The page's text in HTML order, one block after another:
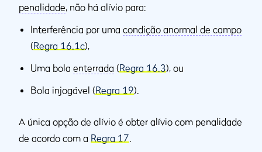
penalidade, não há alívio para:
Interferência por uma condição anormal de campo
(Regra 16.1c),
Uma bola enterrada (Regra 16.3), ou
Bola injogável (Regra 19).
A única opção de alívio é obter alívio com penalidade
de acordo com a Regra 17